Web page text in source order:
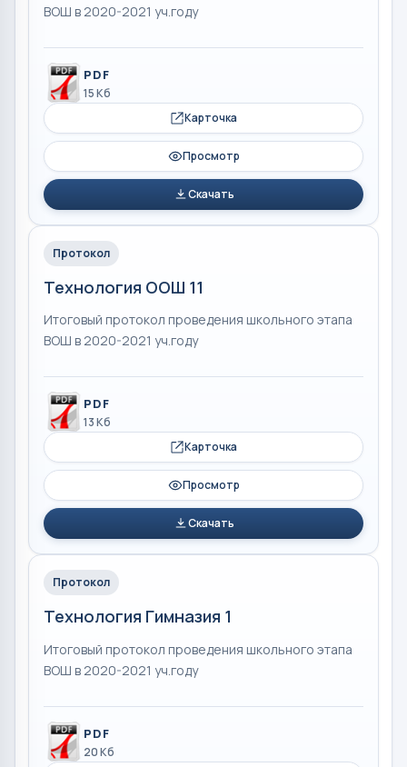
ВОШ в 2020-2021 уч.году
PDF
15 Кб
Карточка
Просмотр
Скачать
Протокол
Технология ООШ 11
Итоговый протокол проведения школьного этапа
ВОШ в 2020-2021 уч.году
PDF
13 Кб
Карточка
Просмотр
Скачать
Протокол
Технология Гимназия 1
Итоговый протокол проведения школьного этапа
ВОШ в 2020-2021 уч.году
PDF
20 Кб